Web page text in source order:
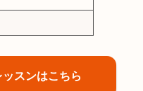
スンはこちら